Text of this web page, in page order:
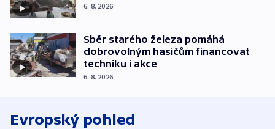
6. 8. 2026
Sběr starého železa pomáhá
dobrovolným hasičům financovat
techniku i akce
6. 8. 2026
Evropský pohled